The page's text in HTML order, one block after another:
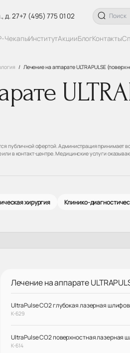
д. 27+7 (495) 775 01 02
ЧекапыИнститутАкцииБлогКонтакты
Лечение на аппарате ULTRAPULSE
публичной офертой. Администрация
в контакт-центре. Медицинские услуги
хирургия Клинико-
Лечение на аппарате
UltraPulse CO2 глубокая лазерная
К-629
UltraPulse CO2 поверхностная лазерная
К-614